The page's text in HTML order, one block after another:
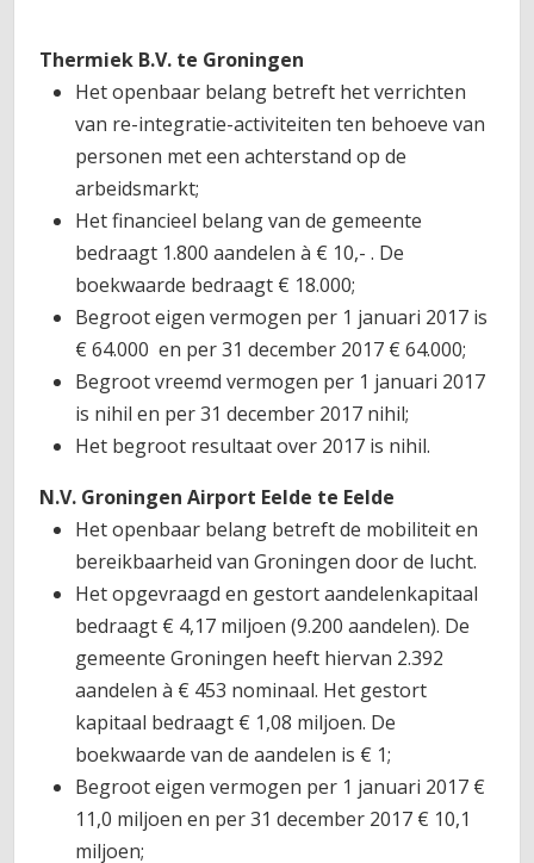
Thermiek B.V. te Groningen
Het openbaar belang betreft het verrichten
van re-integratie-activiteiten ten behoeve van
personen met een achterstand op de
arbeidsmarkt;
Het financieel belang van de gemeente
bedraagt 1.800 aandelen à € 10,- . De
boekwaarde bedraagt € 18.000;
Begroot eigen vermogen per 1 januari 2017 is
€ 64.000 en per 31 december 2017 € 64.000;
Begroot vreemd vermogen per 1 januari 2017
is nihil en per 31 december 2017 nihil;
Het begroot resultaat over 2017 is nihil.
N.V. Groningen Airport Eelde te Eelde
Het openbaar belang betreft de mobiliteit en
bereikbaarheid van Groningen door de lucht.
Het opgevraagd en gestort aandelenkapitaal
bedraagt € 4,17 miljoen (9.200 aandelen). De
gemeente Groningen heeft hiervan 2.392
aandelen à € 453 nominaal. Het gestort
kapitaal bedraagt € 1,08 miljoen. De
boekwaarde van de aandelen is € 1;
Begroot eigen vermogen per 1 januari 2017 €
11,0 miljoen en per 31 december 2017 € 10,1
miljoen;